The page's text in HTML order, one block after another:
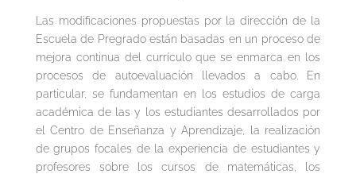
Las modificaciones propuestas por la dirección de la
Escuela de Pregrado están basadas en un proceso de
mejora continua del currículo que se enmarca en los
procesos de autoevaluación llevados a cabo. En
particular, se fundamentan en los estudios de carga
académica de las y los estudiantes desarrollados por
el Centro de Enseñanza y Aprendizaje, la realización
de grupos focales de la experiencia de estudiantes y
profesores sobre los cursos de matemáticas, los